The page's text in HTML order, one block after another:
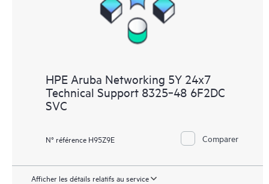
HPE Aruba Networking 5Y 24x7
Technical Support 8325‑48 6F2DC
SVC
N° référence H95Z9E Comparer
Afficher les détails relatifs au service